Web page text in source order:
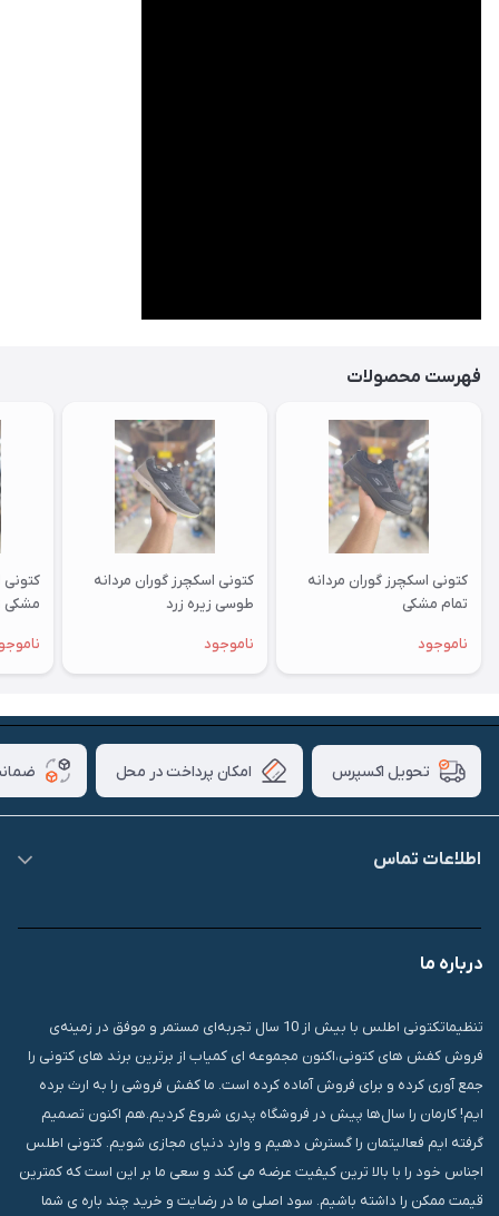
فهرست محصولات
کتونی اسکچرز گوران مردانه
تمام مشکی
ناموجود
کتونی اسکچرز گوران مردانه
طوسی زیره زرد
ناموجود
کتونی
مشکی
تحویل اکسپرس امکان پرداخت در محل
اطلاعات تماس
درباره ما
تنظیماتکتونی اطلس با بیش از 10 سال تجربه‌ای مستمر و موفق در زمینه‌ی
فروش کفش های کتونی،اکنون مجموعه ای کمیاب از برترین برند های کتونی را
جمع آوری کرده و برای فروش آماده کرده است. ما کفش فروشی را به ارث برده
ایم! کارمان را سال‌ها پیش در فروشگاه پدری شروع کردیم.هم اکنون تصمیم
گرفته ایم فعالیتمان را گسترش دهیم و وارد دنیای مجازی شویم. کتونی اطلس
اجناس خود را با بالا ترین کیفیت عرضه می کند و سعی ما بر این است که کمترین
قیمت ممکن را داشته باشیم. سود اصلی ما در رضایت و خرید چند باره ی شما